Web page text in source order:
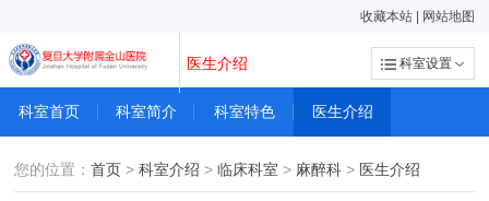
收藏本站 网站地图
医生介绍 科室设置
科室首页 科室简介 科室特色 医生介绍
您的位置：首页 >科室介绍 >临床科室 > 麻醉科 > 医生介绍